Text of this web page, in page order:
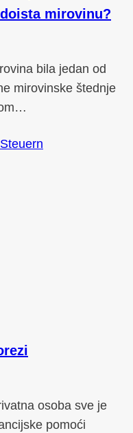
mirovinu?
bila jedan od
mirovinske štednje
osoba sve je
pomoći